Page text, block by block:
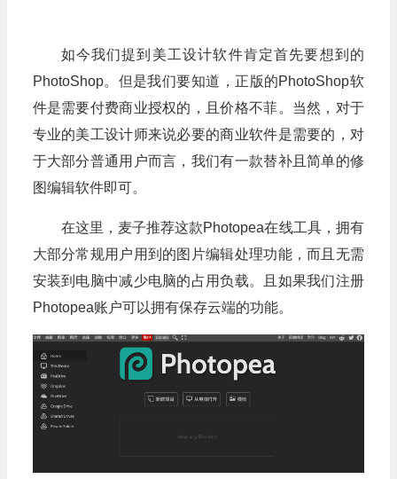
如今我们提到美工设计软件肯定首先要想到的
PhotoShop。但是我们要知道，正版的PhotoShop软
件是需要付费商业授权的，且价格不菲。当然，对于
专业的美工设计师来说必要的商业软件是需要的，对
于大部分普通用户而言，我们有一款替补且简单的修
图编辑软件即可。
在这里，麦子推荐这款Photopea在线工具，拥有
大部分常规用户用到的图片编辑处理功能，而且无需
安装到电脑中减少电脑的占用负载。且如果我们注册
Photopea账户可以拥有保存云端的功能。